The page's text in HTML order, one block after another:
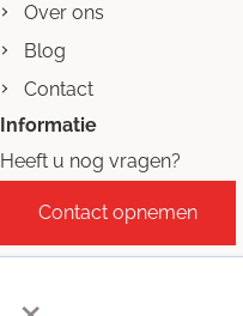
Over ons
Blog
Contact
Informatie
Heeft u nog vragen?
Contact opnemen